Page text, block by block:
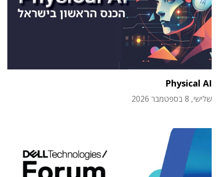
Physical AI
שלישי, 8 בספטמבר 2026